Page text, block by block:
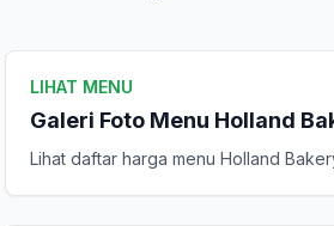
LIHAT MENU
Galeri Foto Menu Holland
Lihat daftar harga menu Holland
Kirim Ulasan